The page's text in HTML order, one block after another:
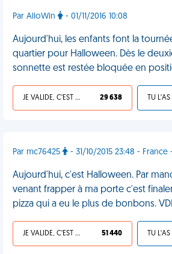
Par AlloWin - 01/11/2016 10:08
Aujourd'hui, les enfants font la
quartier pour Halloween. Dès le
sonnette est restée bloquée en
JE VALIDE, C'EST UNE VDM 29 638
Par mc76425 - 31/10/2015 23:48 -
Aujourd'hui, c'est Halloween. Par
venant frapper à ma porte c'est
pizza qui a eu le plus de bonbons.
JE VALIDE, C'EST UNE VDM 51 440